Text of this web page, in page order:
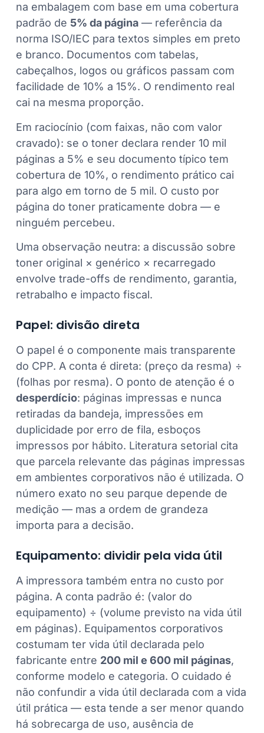
na embalagem com base em uma cobertura
padrão de 5% da página — referência da
norma ISO/IEC para textos simples em preto
e branco. Documentos com tabelas,
cabeçalhos, logos ou gráficos passam com
facilidade de 10% a 15%. O rendimento real
cai na mesma proporção.
Em raciocínio (com faixas, não com valor
cravado): se o toner declara render 10 mil
páginas a 5% e seu documento típico tem
cobertura de 10%, o rendimento prático cai
para algo em torno de 5 mil. O custo por
página do toner praticamente dobra — e
ninguém percebeu.
Uma observação neutra: a discussão sobre
toner original × genérico × recarregado
envolve trade-offs de rendimento, garantia,
retrabalho e impacto fiscal.
Papel: divisão direta
O papel é o componente mais transparente
do CPP. A conta é direta: (preço da resma) ÷
(folhas por resma). O ponto de atenção é o
desperdício: páginas impressas e nunca
retiradas da bandeja, impressões em
duplicidade por erro de fila, esboços
impressos por hábito. Literatura setorial cita
que parcela relevante das páginas impressas
em ambientes corporativos não é utilizada. O
número exato no seu parque depende de
medição — mas a ordem de grandeza
importa para a decisão.
Equipamento: dividir pela vida útil
A impressora também entra no custo por
página. A conta padrão é: (valor do
equipamento) ÷ (volume previsto na vida útil
em páginas). Equipamentos corporativos
costumam ter vida útil declarada pelo
fabricante entre 200 mil e 600 mil páginas,
conforme modelo e categoria. O cuidado é
não confundir a vida útil declarada com a vida
útil prática — esta tende a ser menor quando
há sobrecarga de uso, ausência de